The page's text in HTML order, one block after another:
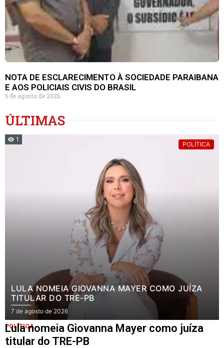
NOTA DE ESCLARECIMENTO À SOCIEDADE PARAIBANA
E AOS POLICIAIS CIVIS DO BRASIL
6 de agosto de 2026
ÚLTIMAS
1
POLÍTICA
LULA NOMEIA GIOVANNA MAYER COMO JUÍZA
TITULAR DO TRE-PB
7 de agosto de 2026
POLÍTICA
Lula nomeia Giovanna Mayer como juíza
titular do TRE-PB